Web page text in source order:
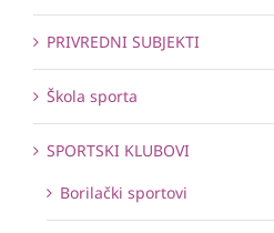
PRIVREDNI SUBJEKTI
Škola sporta
SPORTSKI KLUBOVI
Borilački sportovi